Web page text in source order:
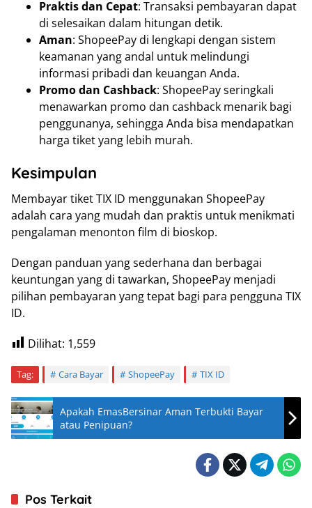
Praktis dan Cepat: Transaksi pembayaran dapat
di selesaikan dalam hitungan detik.
Aman: ShopeePay di lengkapi dengan sistem
keamanan yang andal untuk melindungi
informasi pribadi dan keuangan Anda.
Promo dan Cashback: ShopeePay seringkali
menawarkan promo dan cashback menarik bagi
penggunanya, sehingga Anda bisa mendapatkan
harga tiket yang lebih murah.
Kesimpulan
Membayar tiket TIX ID menggunakan ShopeePay
adalah cara yang mudah dan praktis untuk menikmati
pengalaman menonton film di bioskop.
Dengan panduan yang sederhana dan berbagai
keuntungan yang di tawarkan, ShopeePay menjadi
pilihan pembayaran yang tepat bagi para pengguna TIX
ID.
Dilihat: 1,559
Tag: Cara Bayar ShopeePay TIX ID
Apakah EmasBersinar Aman Terbukti Bayar
atau Penipuan?
Pos Terkait